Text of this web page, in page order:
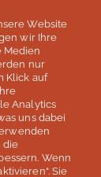
SZ Instituts
Website
wir Ihre
Medien
nur
Klick auf
Analytics
uns dabei
die
Wenn
Sie